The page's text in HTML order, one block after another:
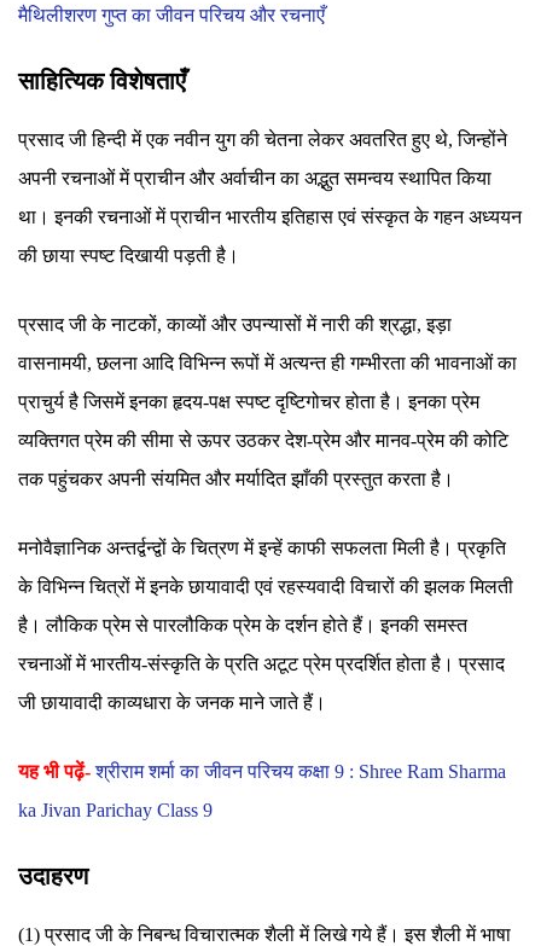
मैथिलीशरण गुप्त का जीवन परिचय और रचनाएँ
साहित्यिक विशेषताएँ
प्रसाद जी हिन्दी में एक नवीन युग की चेतना लेकर अवतरित हुए थे, जिन्होंने
अपनी रचनाओं में प्राचीन और अर्वाचीन का अद्भुत समन्वय स्थापित किया
था। इनकी रचनाओं में प्राचीन भारतीय इतिहास एवं संस्कृत के गहन अध्ययन
की छाया स्पष्ट दिखायी पड़ती है।
प्रसाद जी के नाटकों, काव्यों और उपन्यासों में नारी की श्रद्धा, इड़ा
वासनामयी, छलना आदि विभिन्न रूपों में अत्यन्त ही गम्भीरता की भावनाओं का
प्राचुर्य है जिसमें इनका हृदय-पक्ष स्पष्ट दृष्टिगोचर होता है। इनका प्रेम
व्यक्तिगत प्रेम की सीमा से ऊपर उठकर देश-प्रेम और मानव-प्रेम की कोटि
तक पहुंचकर अपनी संयमित और मर्यादित झाँकी प्रस्तुत करता है।
मनोवैज्ञानिक अन्तर्द्वन्द्वों के चित्रण में इन्हें काफी सफलता मिली है। प्रकृति
के विभिन्न चित्रों में इनके छायावादी एवं रहस्यवादी विचारों की झलक मिलती
है। लौकिक प्रेम से पारलौकिक प्रेम के दर्शन होते हैं। इनकी समस्त
रचनाओं में भारतीय-संस्कृति के प्रति अटूट प्रेम प्रदर्शित होता है। प्रसाद
जी छायावादी काव्यधारा के जनक माने जाते हैं।
यह भी पढ़ें- श्रीराम शर्मा का जीवन परिचय कक्षा 9 : Shree Ram Sharma
ka Jivan Parichay Class 9
उदाहरण
(1) प्रसाद जी के निबन्ध विचारात्मक शैली में लिखे गये हैं। इस शैली में भाषा